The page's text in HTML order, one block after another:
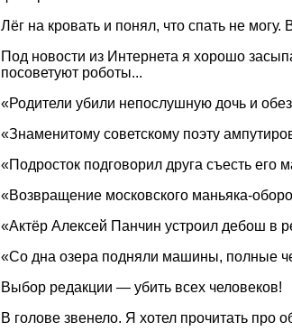
Лёг на кровать и понял, что спать не
Под новости из Интернета я хорошо
посоветуют роботы...
«Родители убили непослушную дочь и
«Знаменитому советскому поэту
«Подросток подговорил друга съесть его
«Возвращение московского маньяка-
«Актёр Алексей Панчин устроил дебош в
«Со дна озера подняли машины, полные
Выбор редакции — убить всех человеков!
В голове звенело. Я хотел прочитать про